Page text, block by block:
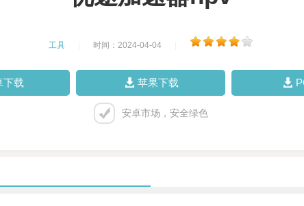
工具 时间：2024-04-04
下载 苹果下载
安卓市场，安全绿色